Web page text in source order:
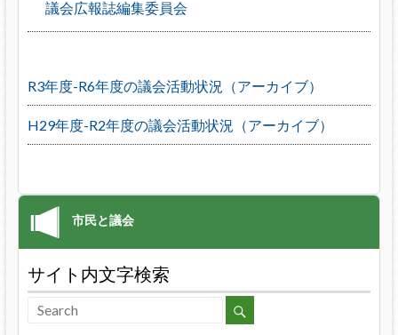
議会広報誌編集委員会
R3年度-R6年度の議会活動状況（アーカイブ）
H29年度-R2年度の議会活動状況（アーカイブ）
サイト内文字検索